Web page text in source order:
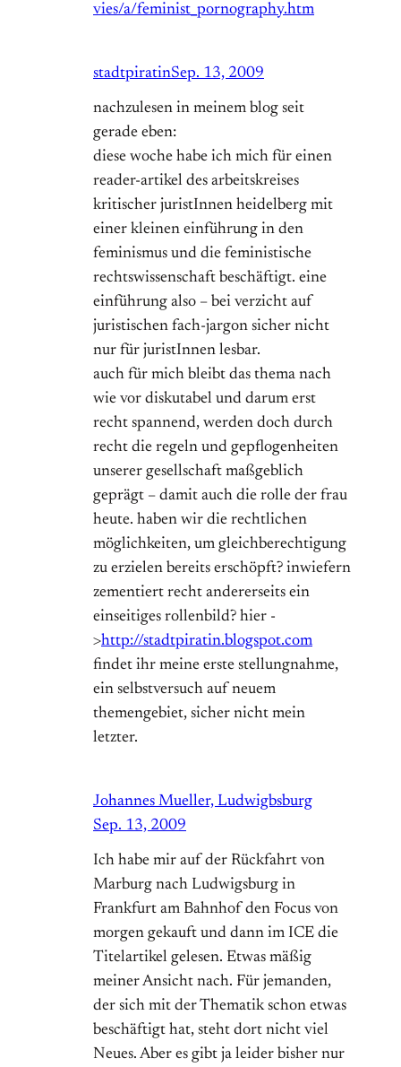
vies/a/feminist_pornography.htm
stadtpiratinSep. 13, 2009
nachzulesen in meinem blog seit
gerade eben:
diese woche habe ich mich für einen
reader-artikel des arbeitskreises
kritischer juristInnen heidelberg mit
einer kleinen einführung in den
feminismus und die feministische
rechtswissenschaft beschäftigt. eine
einführung also – bei verzicht auf
juristischen fach-jargon sicher nicht
nur für juristInnen lesbar.
auch für mich bleibt das thema nach
wie vor diskutabel und darum erst
recht spannend, werden doch durch
recht die regeln und gepflogenheiten
unserer gesellschaft maßgeblich
geprägt – damit auch die rolle der frau
heute. haben wir die rechtlichen
möglichkeiten, um gleichberechtigung
zu erzielen bereits erschöpft? inwiefern
zementiert recht andererseits ein
einseitiges rollenbild? hier -
>http://stadtpiratin.blogspot.com
findet ihr meine erste stellungnahme,
ein selbstversuch auf neuem
themengebiet, sicher nicht mein
letzter.
Johannes Mueller, Ludwigbsburg
Sep. 13, 2009
Ich habe mir auf der Rückfahrt von
Marburg nach Ludwigsburg in
Frankfurt am Bahnhof den Focus von
morgen gekauft und dann im ICE die
Titelartikel gelesen. Etwas mäßig
meiner Ansicht nach. Für jemanden,
der sich mit der Thematik schon etwas
beschäftigt hat, steht dort nicht viel
Neues. Aber es gibt ja leider bisher nur